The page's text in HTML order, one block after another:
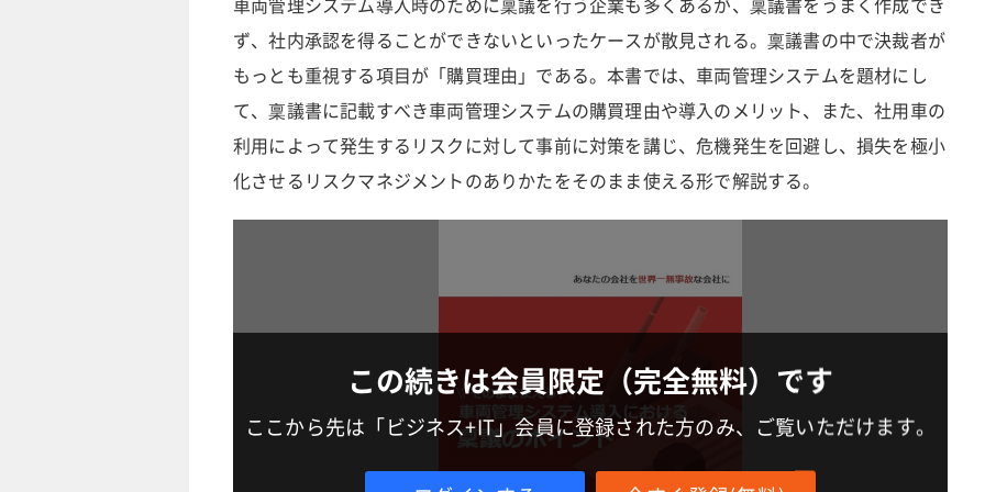
ず、社内承認を得ることができないといったケースが散見される。稟議書の中で決裁者が
もっとも重視する項目が「購買理由」である。本書では、車両管理システムを題材にし
て、稟議書に記載すべき車両管理システムの購買理由や導入のメリット、また、社用車の
利用によって発生するリスクに対して事前に対策を講じ、危機発生を回避し、損失を極小
化させるリスクマネジメントのありかたをそのまま使える形で解説する。
この続きは会員限定（完全無料）です
ここから先は「ビジネス+IT」会員に登録された方のみ、ご覧いただけます。